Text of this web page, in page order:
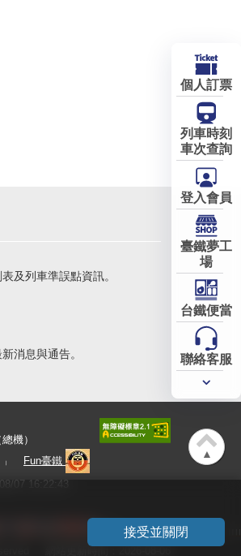
及列車準誤點資訊。
消息與通告。
機）
Fun臺鐵
07 16:22:43
個人訂票
列車時刻
車次查詢
登入會員
臺鐵夢工
場
台鐵便當
聯絡客服
常用
▲
接受並關閉